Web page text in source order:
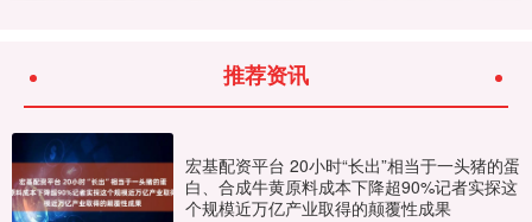
推荐资讯
宏基配资平台 20小时“长出”相当于一头猪的蛋
白、合成牛黄原料成本下降超90%记者实探这
个规模近万亿产业取得的颠覆性成果